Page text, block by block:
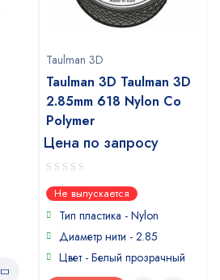
Taulman 3D
Taulman 3D Taulman 3D
2.85mm 618 Nylon Co
Polymer
Цена по запросу
0
out
of
Не выпускается
Тип пластика - Nylon
Диаметр нити - 2.85
Цвет - Белый прозрачный